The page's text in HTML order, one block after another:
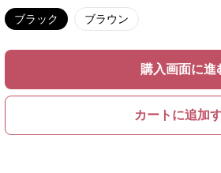
ブラック ブラウン
購入画面に進
カートに追加